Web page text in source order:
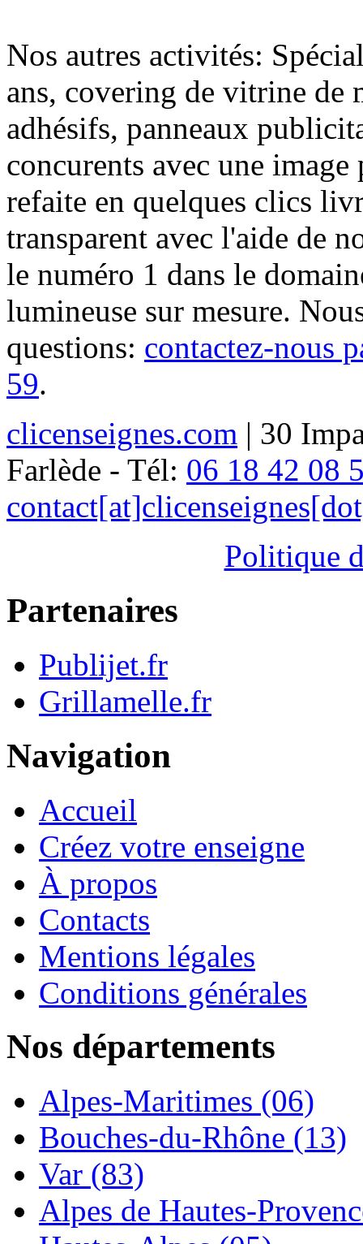
Nos autres activités:
ans, covering de vitrine de
adhésifs, panneaux
concurents avec une
refaite en quelques clics
transparent avec l'aide de
le numéro 1 dans le
lumineuse sur mesure.
questions: contactez-nous
59.
clicenseignes.com | 30
Farlède - Tél: 06 18 42 08
Politique
Partenaires
Publijet.fr
Grillamelle.fr
Navigation
Accueil
Créez votre enseigne
À propos
Contacts
Mentions légales
Conditions générales
Nos départements
Alpes-Maritimes (06)
Bouches-du-Rhône (13)
Var (83)
Alpes de Hautes-